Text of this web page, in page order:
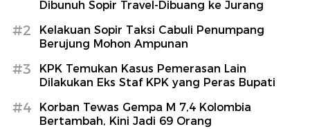
Dibunuh Sopir Travel-Dibuang ke Jurang
#2
Kelakuan Sopir Taksi Cabuli Penumpang
Berujung Mohon Ampunan
#3
KPK Temukan Kasus Pemerasan Lain
Dilakukan Eks Staf KPK yang Peras Bupati
#4
Korban Tewas Gempa M 7,4 Kolombia
Bertambah, Kini Jadi 69 Orang